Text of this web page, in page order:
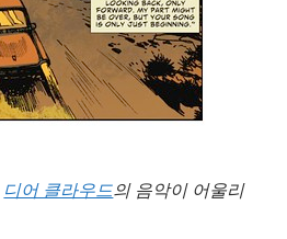
디어 클라우드의 음악이 어울리